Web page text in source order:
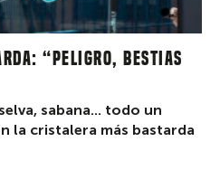
“Peligro, bestias
sabana... todo un
la cristalera más bastarda